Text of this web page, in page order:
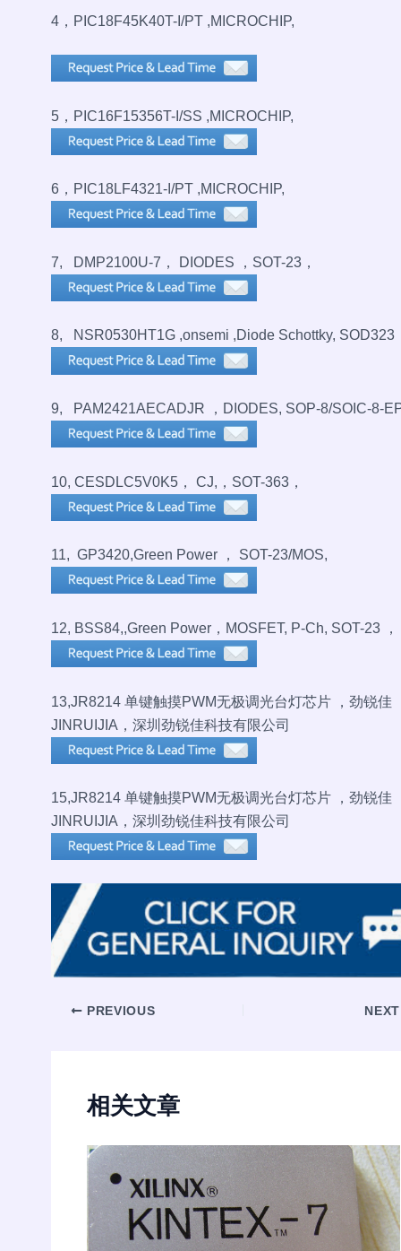
4，PIC18F45K40T-I/PT ,MICROCHIP,
5，PIC16F15356T-I/SS ,MICROCHIP,
6，PIC18LF4321-I/PT ,MICROCHIP,
7, DMP2100U-7， DIODES ，SOT-23，
8, NSR0530HT1G ,onsemi ,Diode Schottky, SOD323
9, PAM2421AECADJR ，DIODES, SOP-8/SOIC-8-
10, CESDLC5V0K5， CJ,，SOT-363，
11, GP3420,Green Power ， SOT-23/MOS,
12, BSS84,,Green Power，MOSFET, P-Ch, SOT-23 ，
13,JR8214 单键触摸PWM无极调光台灯芯片 ，劲锐佳
JINRUIJIA，深圳劲锐佳科技有限公司
15,JR8214 单键触摸PWM无极调光台灯芯片 ，劲锐佳
JINRUIJIA，深圳劲锐佳科技有限公司
Post
PREVIOUS
相关文章